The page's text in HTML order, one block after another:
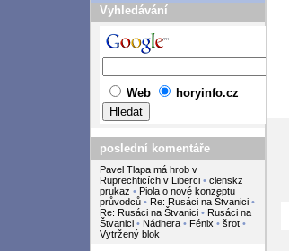
Vyhledávání
Web horyinfo.cz
poslední komentáře
Pavel Tlapa má hrob v
Ruprechticích v Liberci • clenskz
prukaz • Piola o nové konzeptu
průvodců • Re: Rusáci na Štvanici •
Re: Rusáci na Štvanici • Rusáci na
Štvanici • Nádhera • Fénix • šrot •
Vytržený blok